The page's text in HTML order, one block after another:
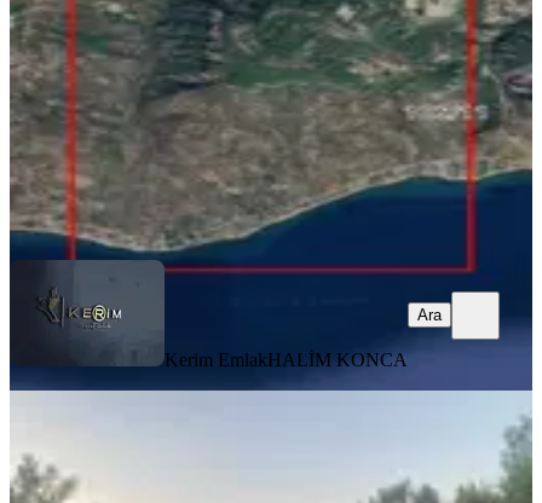
255 m² ·7.647/m² · 15.04.2026
1.950.000 ₺
Kerim Emlak HALİM KONCA
Ara
Kerim EmlakHALİM KONCA
Ara
İgo Emlaktan Demirci Köyü Dibinde